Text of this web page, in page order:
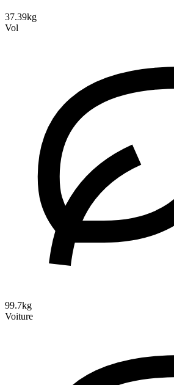
37.39kg
Vol
99.7kg
Voiture